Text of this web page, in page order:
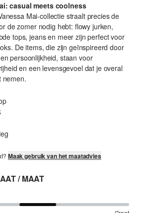
casual meets coolness
Mai-collectie straalt precies de
de zomer nodig hebt: flowy jurken,
tops, jeans en meer zijn perfect voor
De items, die zijn geïnspireerd door
persoonlijkheid, staan voor
en een levensgevoel dat je overal
nemen.
Maak gebruik van het maatadvies
/ MAAT